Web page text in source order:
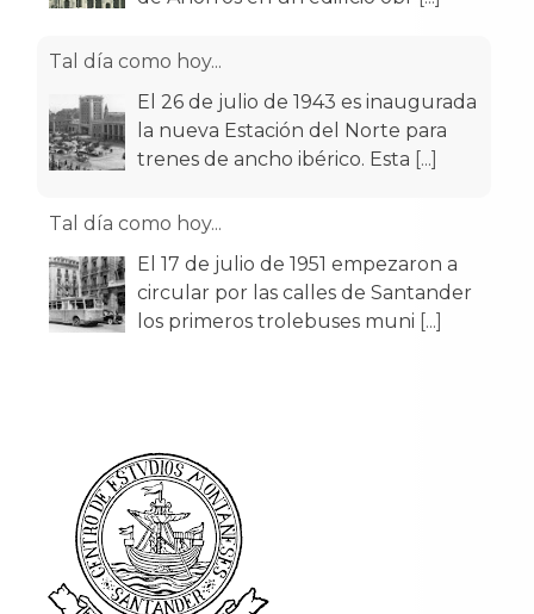
Tal día como hoy...
El 26 de julio de 1943 es inaugurada
la nueva Estación del Norte para
trenes de ancho ibérico. Esta [...]
Tal día como hoy...
El 17 de julio de 1951 empezaron a
circular por las calles de Santander
los primeros trolebuses muni [...]